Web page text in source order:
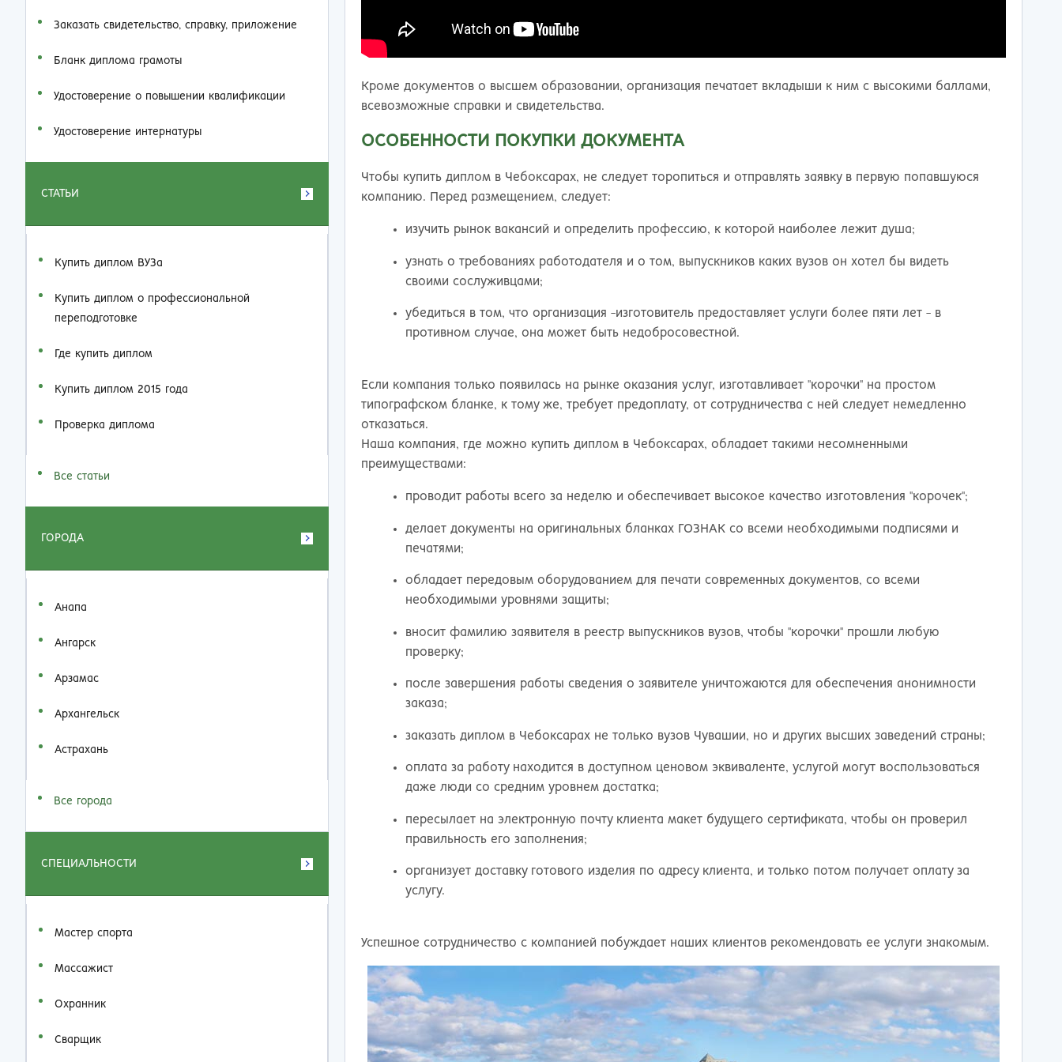
Заказать cвидетельство, справку, приложение
Бланк диплома грамоты
Удостоверение о повышении квалификации
Удостоверение интернатуры
СТАТЬИ
Купить диплом ВУЗа
Купить диплом о профессиональной
переподготовке
Где купить диплом
Купить диплом 2015 года
Проверка диплома
Все статьи
ГОРОДА
Анапа
Ангарск
Арзамас
Архангельск
Астрахань
Все города
СПЕЦИАЛЬНОСТИ
Мастер спорта
Массажист
Охранник
Сварщик
Кроме документов о высшем образовании, организация печатает вкладыши к ним с высокими баллами,
всевозможные справки и свидетельства.
ОСОБЕННОСТИ ПОКУПКИ ДОКУМЕНТА
Чтобы купить диплом в Чебоксарах, не следует торопиться и отправлять заявку в первую попавшуюся
компанию. Перед размещением, следует:
изучить рынок вакансий и определить профессию, к которой наиболее лежит душа;
узнать о требованиях работодателя и о том, выпускников каких вузов он хотел бы видеть
своими сослуживцами;
убедиться в том, что организация -изготовитель предоставляет услуги более пяти лет - в
противном случае, она может быть недобросовестной.
Если компания только появилась на рынке оказания услуг, изготавливает "корочки" на простом
типографском бланке, к тому же, требует предоплату, от сотрудничества с ней следует немедленно
отказаться.
Наша компания, где можно купить диплом в Чебоксарах, обладает такими несомненными
преимуществами:
проводит работы всего за неделю и обеспечивает высокое качество изготовления "корочек";
делает документы на оригинальных бланках ГОЗНАК со всеми необходимыми подписями и
печатями;
обладает передовым оборудованием для печати современных документов, со всеми
необходимыми уровнями защиты;
вносит фамилию заявителя в реестр выпускников вузов, чтобы "корочки" прошли любую
проверку;
после завершения работы сведения о заявителе уничтожаются для обеспечения анонимности
заказа;
заказать диплом в Чебоксарах не только вузов Чувашии, но и других высших заведений страны;
оплата за работу находится в доступном ценовом эквиваленте, услугой могут воспользоваться
даже люди со средним уровнем достатка;
пересылает на электронную почту клиента макет будущего сертификата, чтобы он проверил
правильность его заполнения;
организует доставку готового изделия по адресу клиента, и только потом получает оплату за
услугу.
Успешное сотрудничество с компанией побуждает наших клиентов рекомендовать ее услуги знакомым.